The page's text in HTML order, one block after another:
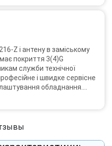
Z і антену в заміському
покриття 3(4)G
служби технічної
сервісне
обладнання.
шкодую про прийняте
в компанії 3G star